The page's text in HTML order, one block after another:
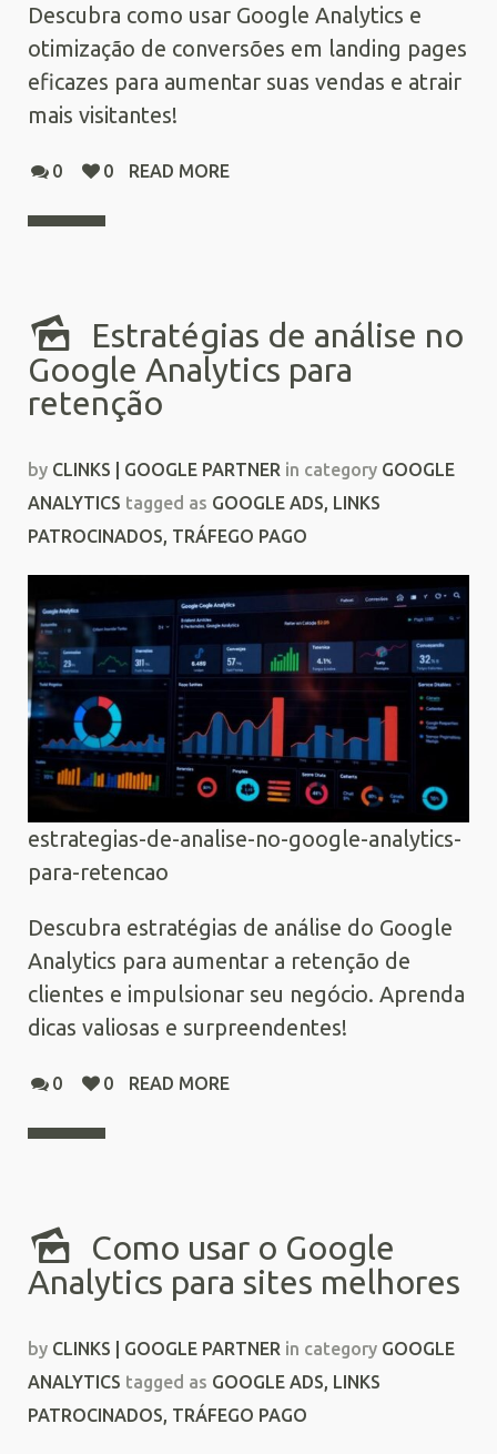
Descubra como usar Google Analytics e
otimização de conversões em landing pages
eficazes para aumentar suas vendas e atrair
mais visitantes!
0 0 READ MORE
Estratégias de análise no
Google Analytics para
retenção
by CLINKS | GOOGLE PARTNER in category GOOGLE
ANALYTICS tagged as GOOGLE ADS, LINKS
PATROCINADOS, TRÁFEGO PAGO
estrategias-de-analise-no-google-analytics-
para-retencao
Descubra estratégias de análise do Google
Analytics para aumentar a retenção de
clientes e impulsionar seu negócio. Aprenda
dicas valiosas e surpreendentes!
0 0 READ MORE
Como usar o Google
Analytics para sites melhores
by CLINKS | GOOGLE PARTNER in category GOOGLE
ANALYTICS tagged as GOOGLE ADS, LINKS
PATROCINADOS, TRÁFEGO PAGO